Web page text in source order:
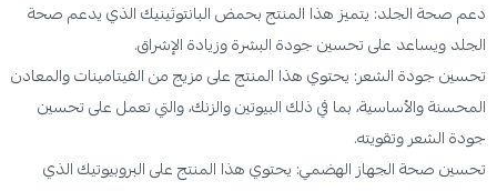
دعم صحة الجلد: يتميز هذا المنتج بحمض البانتوثينيك الذي يدعم صحة
الجلد ويساعد على تحسين جودة البشرة وزيادة الإشراق.
تحسين جودة الشعر: يحتوي هذا المنتج على مزيج من الفيتامينات والمعادن
المحسنة والأساسية، بما في ذلك البيوتين والزنك، والتي تعمل على تحسين
جودة الشعر وتقويته.
تحسين صحة الجهاز الهضمي: يحتوي هذا المنتج على البروبيوتيك الذي